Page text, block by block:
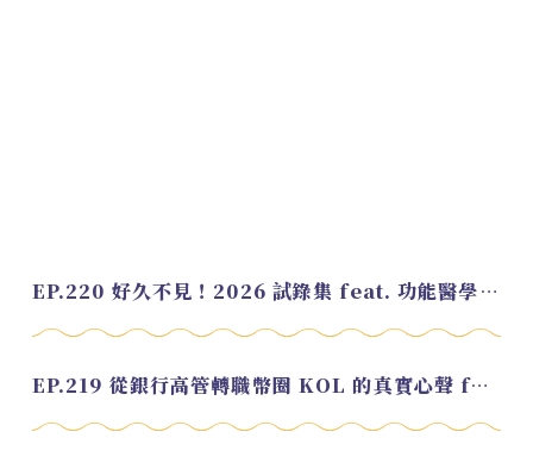
EP.220 好久不見！2026 試錄集 feat. 功能醫學營養師 美寶
EP.219 從銀行高管轉職幣圈 KOL 的真實心聲 feat.龜大